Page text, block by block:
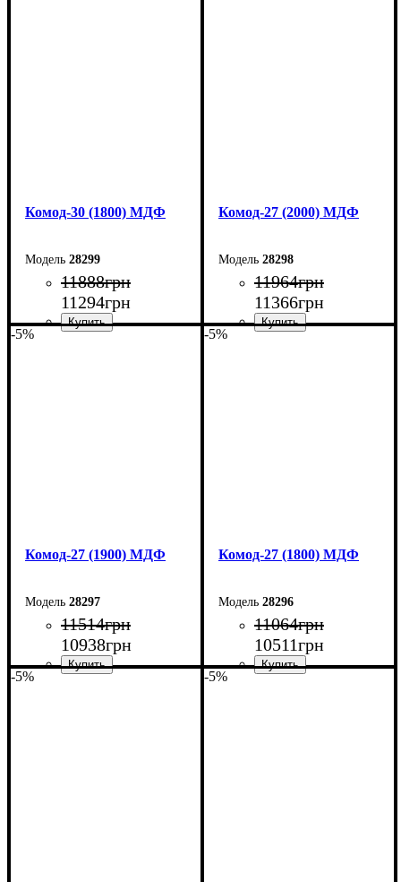
Комод-30 (1800) МДФ
28299
11888грн
11294грн
Комод-27 (2000) МДФ
28298
11964грн
11366грн
-5%
Комод-27 (1900) МДФ
28297
11514грн
10938грн
-5%
Комод-27 (1800) МДФ
28296
11064грн
10511грн
-5% -5%